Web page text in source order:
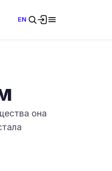
EN
она